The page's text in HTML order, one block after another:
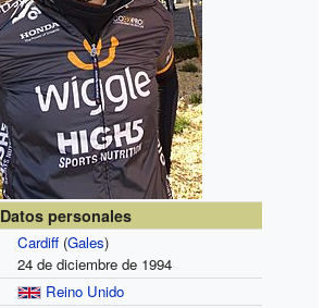
Datos personales
Cardiff(Gales)
24 de diciembre de 1994
Reino Unido